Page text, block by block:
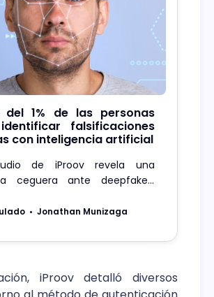
del 1% de las personas
falsificaciones
con inteligencia artificial
de iProov revela una
ceguera ante deepfakes,
no puede identificar
Jonathan Munizaga
iProov detalló diversos